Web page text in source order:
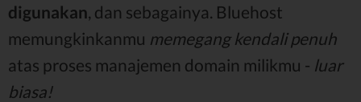
digunakan , dan sebagainya. Bluehost
memungkinkanmu memegang kendali penuh
atas proses manajemen domain milikmu - luar
biasa!